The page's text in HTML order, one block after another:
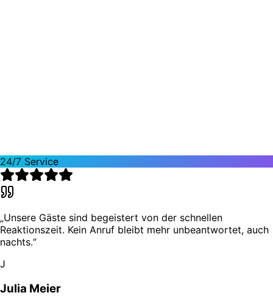
24/7 Service
„Unsere Gäste sind begeistert von der schnellen
Reaktionszeit. Kein Anruf bleibt mehr unbeantwortet, auch
nachts.“
J
Julia Meier